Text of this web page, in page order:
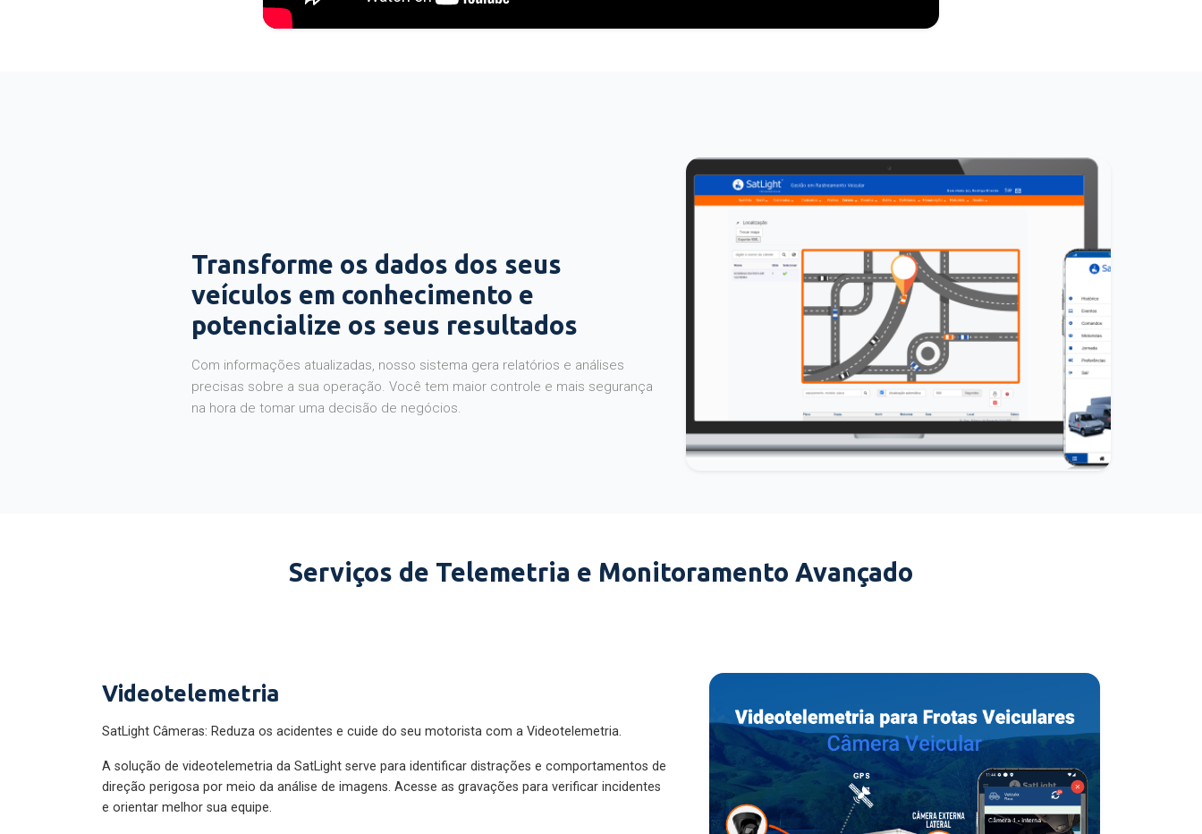
Transforme os dados dos seus
veículos em conhecimento e
potencialize os seus resultados
Com informações atualizadas, nosso sistema gera relatórios e análises
precisas sobre a sua operação. Você tem maior controle e mais segurança
na hora de tomar uma decisão de negócios.
Serviços de Telemetria e Monitoramento Avançado
Videotelemetria
SatLight Câmeras: Reduza os acidentes e cuide do seu motorista com a Videotelemetria.
A solução de videotelemetria da SatLight serve para identificar distrações e comportamentos de
direção perigosa por meio da análise de imagens. Acesse as gravações para verificar incidentes
e orientar melhor sua equipe.